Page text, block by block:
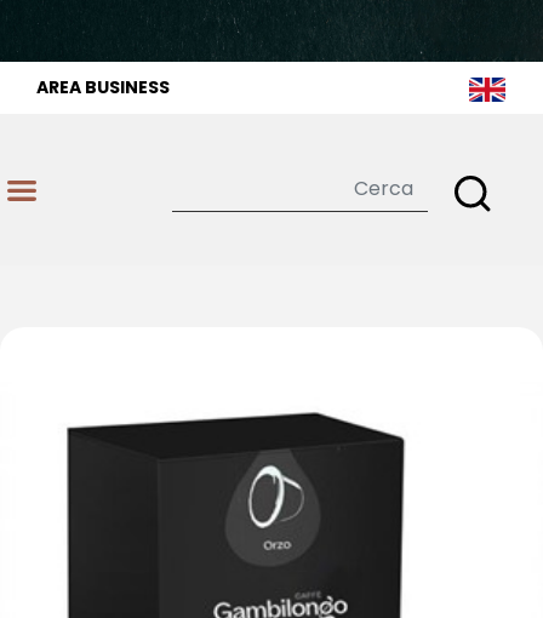
AREA BUSINESS
Open